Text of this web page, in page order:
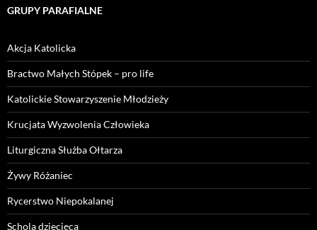
GRUPY PARAFIALNE
Akcja Katolicka
Bractwo Małych Stópek – pro life
Katolickie Stowarzyszenie Młodzieży
Krucjata Wyzwolenia Człowieka
Liturgiczna Służba Ołtarza
Żywy Różaniec
Rycerstwo Niepokalanej
Schola dziecięca